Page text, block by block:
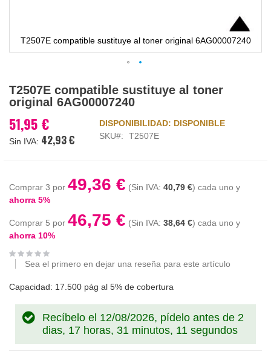
T2507E compatible sustituye al toner original 6AG00007240
al
comienzo
la
galería
T2507E compatible sustituye al toner
original 6AG00007240
51,95 €
42,93 €
DISPONIBILIDAD: DISPONIBLE
SKU
T2507E
Comprar 3 por 49,36 € 40,79 € cada uno y
ahorra 5%
Comprar 5 por 46,75 € 38,64 € cada uno y
ahorra 10%
Sea el primero en dejar una reseña para este artículo
Capacidad: 17.500 pág al 5% de cobertura
Recíbelo el 12/08/2026, pídelo antes de 2
dias, 17 horas, 31 minutos, 11 segundos